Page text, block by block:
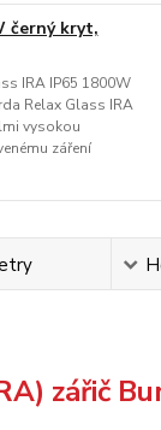
černý kryt,
IRA IP65 1800W
Relax Glass IRA
vysokou
záření
zářič